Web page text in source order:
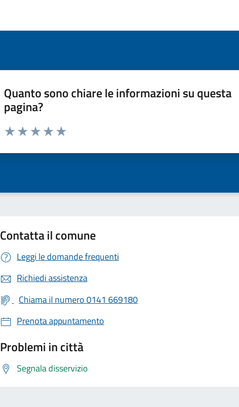
Quanto sono chiare le informazioni su questa
pagina?
Valuta da 1 a 5 stelle la pagina
Contatta il comune
Leggi le domande frequenti
Richiedi assistenza
Chiama il numero 0141 669180
Prenota appuntamento
Problemi in città
Segnala disservizio